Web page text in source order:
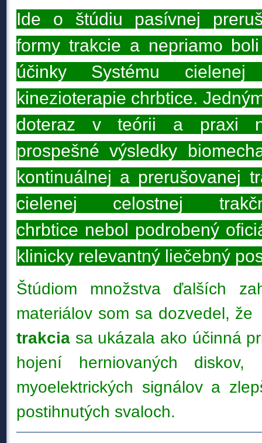
Ide o štúdiu pasívnej
formy trakcie a nepriamo
účinky Systému cielenej
kinezioterapie chrbtice.
doteraz v teórii a praxi
prospešné výsledky
kontinuálnej a prerušovanej
cielenej celostnej
chrbtice nebol podrobený
klinicky relevantný liečebný
Štúdiom množstva ďalších
materiálov som sa dozvedel,
trakcia sa ukázala ako účinná
hojení herniovaných diskov,
myoelektrických signálov a
postihnutých svaloch.